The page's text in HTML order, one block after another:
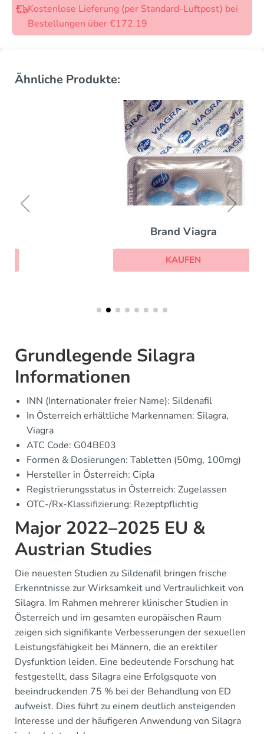
Kostenlose Lieferung (per Standard-Luftpost) bei
Bestellungen über €172.19
Ähnliche Produkte:
Brand Viagra
Grundlegende Silagra
Informationen
INN (Internationaler freier Name): Sildenafil
In Österreich erhältliche Markennamen: Silagra,
Viagra
ATC Code: G04BE03
Formen & Dosierungen: Tabletten (50mg, 100mg)
Hersteller in Österreich: Cipla
Registrierungsstatus in Österreich: Zugelassen
OTC-/Rx-Klassifizierung: Rezeptpflichtig
Major 2022–2025 EU &
Austrian Studies
Die neuesten Studien zu Sildenafil bringen frische
Erkenntnisse zur Wirksamkeit und Vertraulichkeit von
Silagra. Im Rahmen mehrerer klinischer Studien in
Österreich und im gesamten europäischen Raum
zeigen sich signifikante Verbesserungen der sexuellen
Leistungsfähigkeit bei Männern, die an erektiler
Dysfunktion leiden. Eine bedeutende Forschung hat
festgestellt, dass Silagra eine Erfolgsquote von
beeindruckenden 75 % bei der Behandlung von ED
aufweist. Dies führt zu einem deutlich ansteigenden
Interesse und der häufigeren Anwendung von Silagra